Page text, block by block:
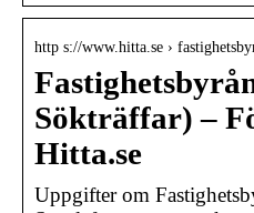
http s://www.hitta.se ›
Sökträffar) –
Hitta.se
Uppgifter om